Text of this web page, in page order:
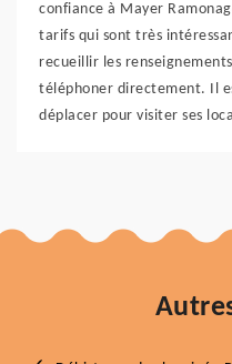
confiance à Mayer
tarifs qui sont très
recueillir les
téléphoner directement. Il
déplacer pour visiter ses